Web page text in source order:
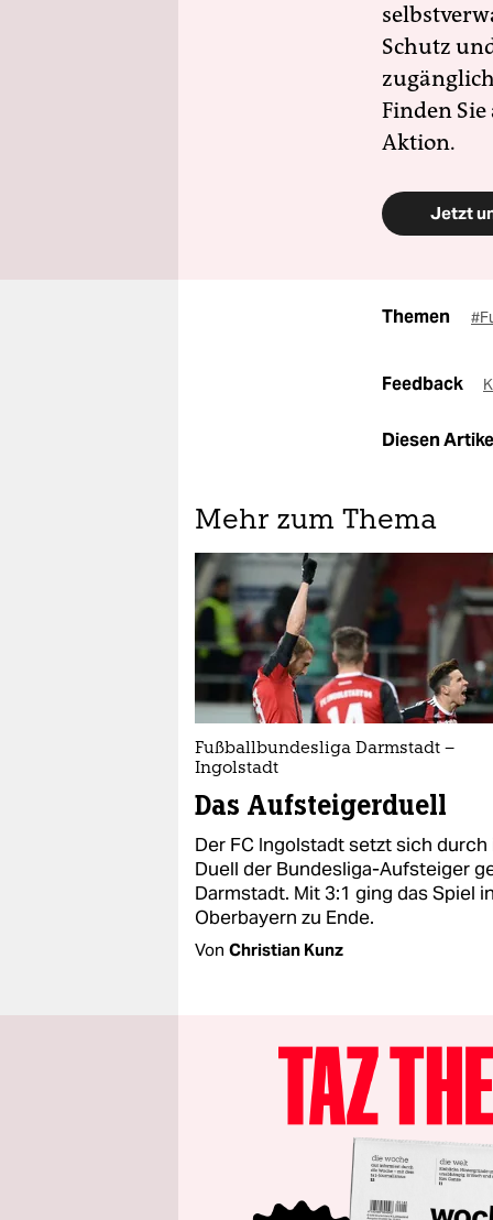
Schutz
Finden
Aktion.
Jetzt
Themen
Feedback
Diesen
Mehr zum Thema
Fußballbundesliga Darmstadt –
Ingolstadt
Das Aufsteigerduell
Der FC Ingolstadt setzt sich durch
Duell der Bundesliga-Aufsteiger
Darmstadt. Mit 3:1 ging das Spiel in
Oberbayern zu Ende.
Von Christian Kunz